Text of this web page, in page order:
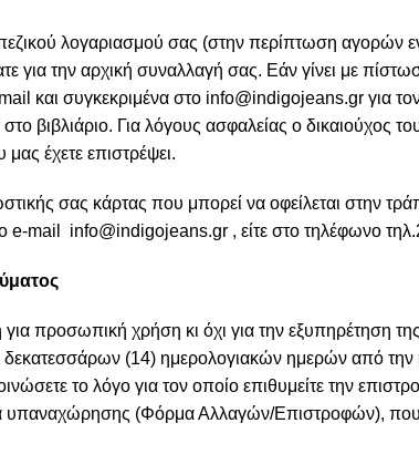
λογαριασμού σας (στην περίπτωση αγορών
την αρχική συναλλαγή σας. Εάν γίνει με
και συγκεκριμένα στο info@indigojeans.gr για
βιβλιάριο. Για λόγους ασφαλείας ο δικαιούχος
έχετε επιστρέψει.
σας κάρτας που μπορεί να οφείλεται στην
e-mail info@indigojeans.gr , είτε στο τηλέφωνο
προσωπική χρήση κι όχι για την εξυπηρέτηση της
δεκατεσσάρων (14) ημερολογιακών ημερών από
το λόγο για τον οποίο επιθυμείτε την
(Φόρμα Αλλαγών/Επιστροφών), που